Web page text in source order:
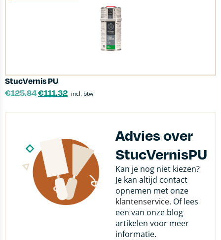
StucVernis PU
€125.84€111.32 incl. btw
Advies over
StucVernisPU
Kan je nog niet kiezen?
Je kan altijd contact
opnemen met onze
klantenservice. Of lees
een van onze blog
artikelen voor meer
informatie.